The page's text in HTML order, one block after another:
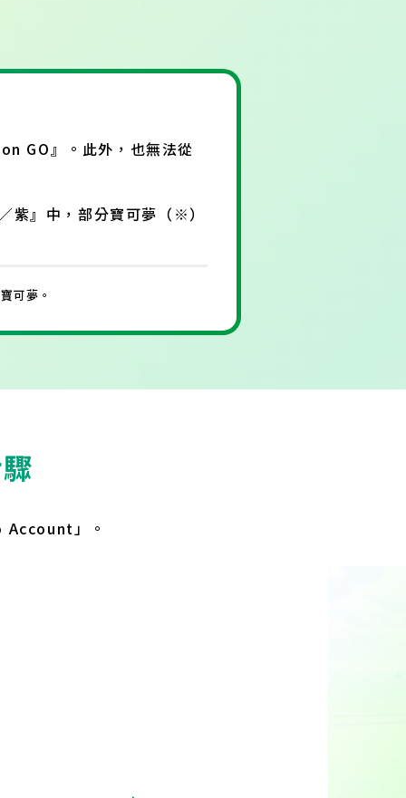
GO』。此外，也無法從
』中，部分寶可夢（※）
可夢。
Account」。